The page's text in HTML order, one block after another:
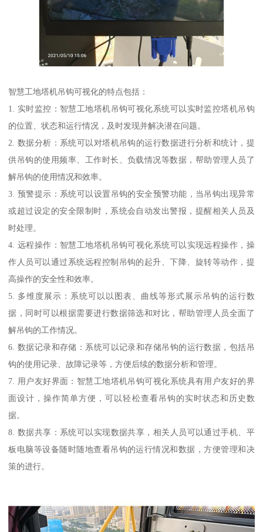
智慧工地塔机吊钩可视化的特点包括：
1. 实时监控：智慧工地塔机吊钩可视化系统可以实时监控塔机吊钩
的位置、状态和运行情况，及时发现并解决潜在问题。
2. 数据分析：系统可以对塔机吊钩的运行数据进行分析和统计，提
供吊钩的使用频率、工作时长、负载情况等数据，帮助管理人员了
解吊钩的使用情况和效率。
3. 预警提示：系统可以设置吊钩的安全预警功能，当吊钩出现异常
或超过设定的安全限制时，系统会自动发出警报，提醒相关人员及
时处理。
4. 远程操作：智慧工地塔机吊钩可视化系统可以实现远程操作，操
作人员可以通过系统远程控制吊钩的起升、下降、旋转等动作，提
高操作的安全性和效率。
5. 多维度展示：系统可以以图表、曲线等形式展示吊钩的运行数
据，同时可以根据需要进行数据筛选和对比，帮助管理人员全面了
解吊钩的工作情况。
6. 数据记录和存储：系统可以记录和存储吊钩的运行数据，包括吊
钩的使用记录、故障记录等，方便后续的数据分析和管理。
7. 用户友好界面：智慧工地塔机吊钩可视化系统具有用户友好的界
面设计，操作简单方便，可以轻松查看吊钩的实时状态和历史数
据。
8. 数据共享：系统可以实现数据共享，相关人员可以通过手机、平
板电脑等设备随时随地查看吊钩的运行情况和数据，方便管理和决
策的进行。